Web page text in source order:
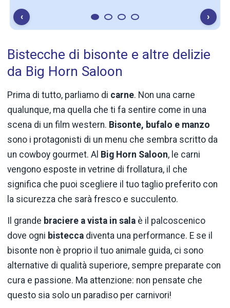
‹ ›
Bistecche di bisonte e altre delizie
da Big Horn Saloon
Prima di tutto, parliamo di carne. Non una carne
qualunque, ma quella che ti fa sentire come in una
scena di un film western. Bisonte, bufalo e manzo
sono i protagonisti di un menu che sembra scritto da
un cowboy gourmet. Al Big Horn Saloon, le carni
vengono esposte in vetrine di frollatura, il che
significa che puoi scegliere il tuo taglio preferito con
la sicurezza che sarà fresco e succulento.
Il grande braciere a vista in sala è il palcoscenico
dove ogni bistecca diventa una performance. E se il
bisonte non è proprio il tuo animale guida, ci sono
alternative di qualità superiore, sempre preparate con
cura e passione. Ma attenzione: non pensate che
questo sia solo un paradiso per carnivori!